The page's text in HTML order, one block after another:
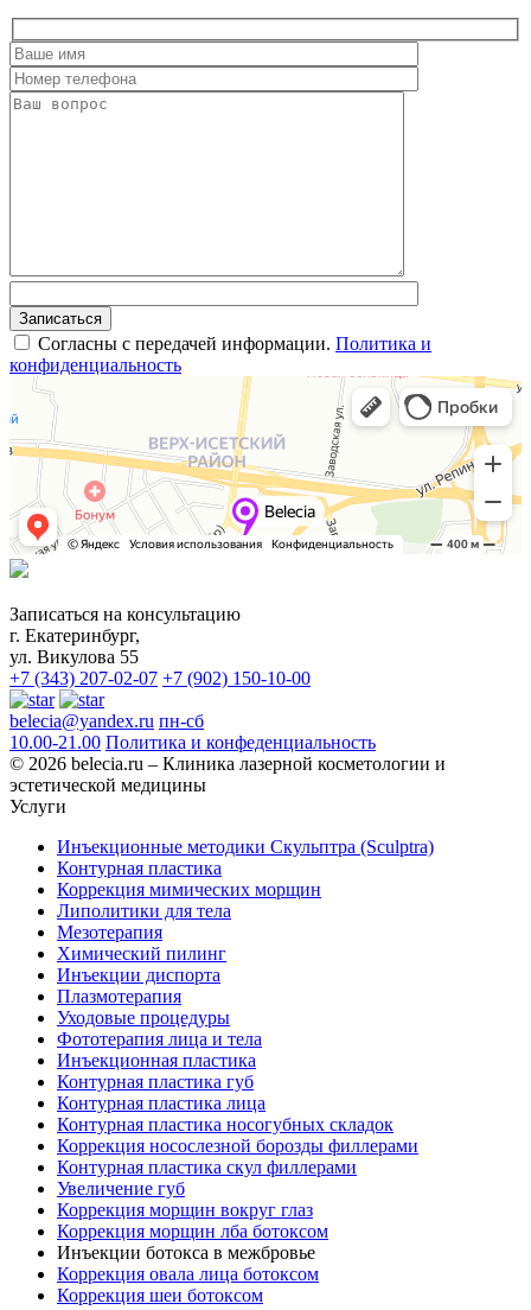
Согласны с передачей информации. Политика и
конфиденциальность
Записаться на консультацию
г. Екатеринбург,
ул. Викулова 55
+7 (343) 207-02-07 +7 (902) 150-10-00
belecia@yandex.ru пн-сб
10.00-21.00 Политика и конфеденциальность
© 2026 belecia.ru – Клиника лазерной косметологии и
эстетической медицины
Услуги
Инъекционные методики Скульптра (Sculptra)
Контурная пластика
Коррекция мимических морщин
Липолитики для тела
Мезотерапия
Химический пилинг
Инъекции диспорта
Плазмотерапия
Уходовые процедуры
Фототерапия лица и тела
Инъекционная пластика
Контурная пластика губ
Контурная пластика лица
Контурная пластика носогубных складок
Коррекция носослезной борозды филлерами
Контурная пластика скул филлерами
Увеличение губ
Коррекция морщин вокруг глаз
Коррекция морщин лба ботоксом
Инъекции ботокса в межбровье
Коррекция овала лица ботоксом
Коррекция шеи ботоксом